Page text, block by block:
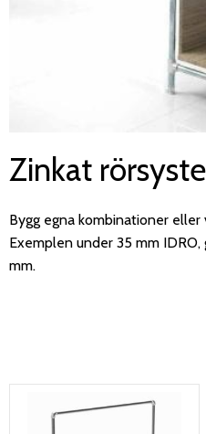
Zinkat
Bygg egna kombinationer
Exemplen under 35 mm
mm.